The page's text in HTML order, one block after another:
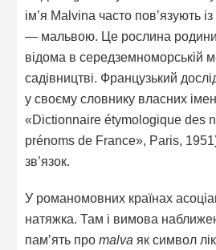
ім’я Malvina часто пов’язують
— мальвою. Це рослина
відома в середземноморській
садівництві. Французький
у своєму словнику власних
«Dictionnaire étymologique des
prénoms de France», Paris,
зв’язок.
У романомовних країнах
натяжка. Там і вимова
пам’ять проmalva як символ